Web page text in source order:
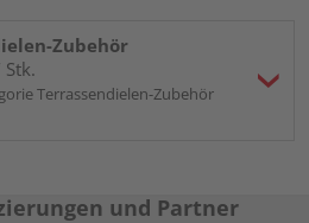
Zubehör
Terrassendielen-Zubehör
und Partner